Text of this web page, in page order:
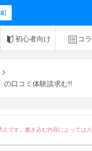
初心者向け コ
の口コミ体験談求む!!
です。書き込む内容によっては